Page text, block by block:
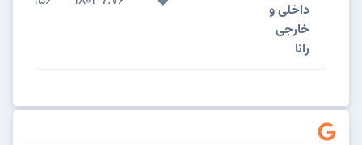
داخلی و
خارجی
رانا